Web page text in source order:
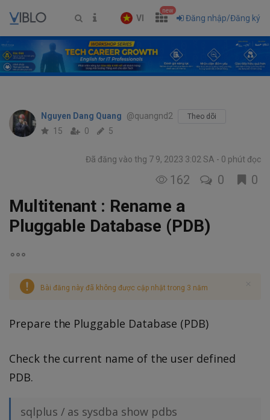
VI
new
Đăng nhập/Đăng ký
Nguyen Dang Quang @quangnd2 Theo dõi
15 0 5
Đã đăng vào thg 7 9, 2023 3:02 SA 0 phút đọc
162 0 0
Multitenant : Rename a
Pluggable Database (PDB)
Bài đăng này đã không được cập nhật trong 3 năm
Prepare the Pluggable Database (PDB)
Check the current name of the user defined
PDB.
sqlplus / as sysdba show pdbs